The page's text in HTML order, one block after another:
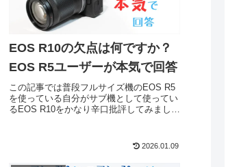
EOS R10の欠点は何ですか？
EOS R5ユーザーが本気で回答
この記事では普段フルサイズ機のEOS R5
を使っている自分がサブ機として使ってい
るEOS R10をかなり辛口批評してみまし
で、是非参考にしていただければと思いま
2026.01.09